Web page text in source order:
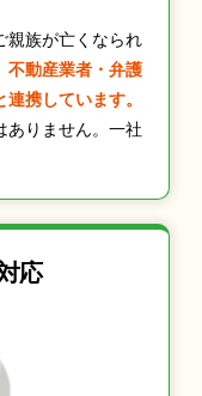
親族が亡くなられ
不動産業者・弁護
携しています。
ありません。一社
応